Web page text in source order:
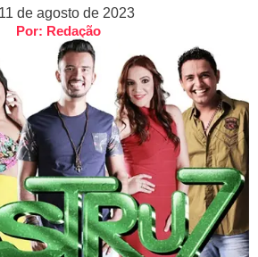
11 de agosto de 2023
Por: Redação